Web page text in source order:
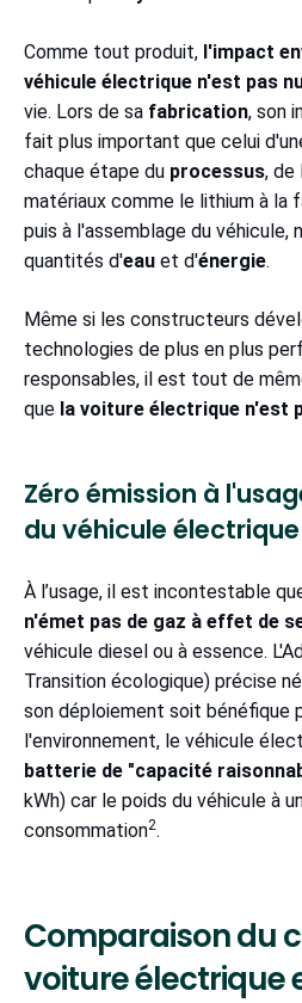
Comme tout produit, l'impact
véhicule électrique n'est pas
vie. Lors de sa fabrication, son
fait plus important que celui
chaque étape du processus, de
matériaux comme le lithium à la
puis à l'assemblage du
quantités d'eau et d'énergie.
Même si les constructeurs
technologies de plus en plus
responsables, il est tout de
que la voiture électrique n'est
Zéro émission à
du véhicule électrique
À l’usage, il est incontestable
n'émet pas de gaz à effet de
véhicule diesel ou à essence.
Transition écologique) précise
son déploiement soit bénéfique
l'environnement, le véhicule
batterie de "capacité
kWh) car le poids du véhicule à
consommation2.
Comparaison du
voiture électrique